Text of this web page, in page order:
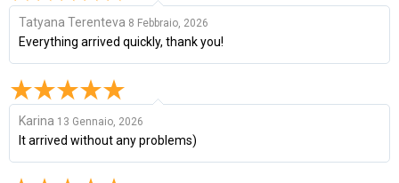
Tatyana Terenteva 8 Febbraio, 2026
Everything arrived quickly, thank you!
Karina 13 Gennaio, 2026
It arrived without any problems)